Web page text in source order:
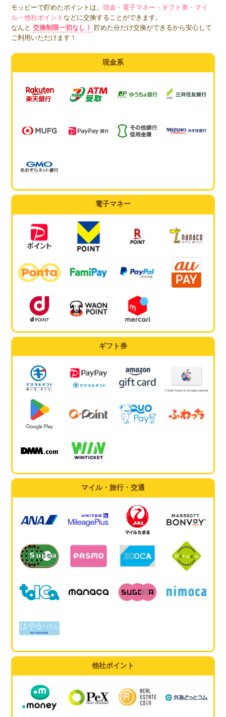
モッピーで貯めたポイントは、現金・電子マネー・ギフト券・マイ
ル・他社ポイントなどに交換することができます。
なんと 交換制限一切なし！
貯めた分だけ交換ができるから安心して
ご利用いただけます！
現金系
電子マネー
ギフト券
マイル・旅行・交通
他社ポイント